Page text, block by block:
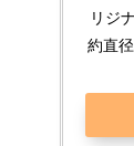
リジ
約直